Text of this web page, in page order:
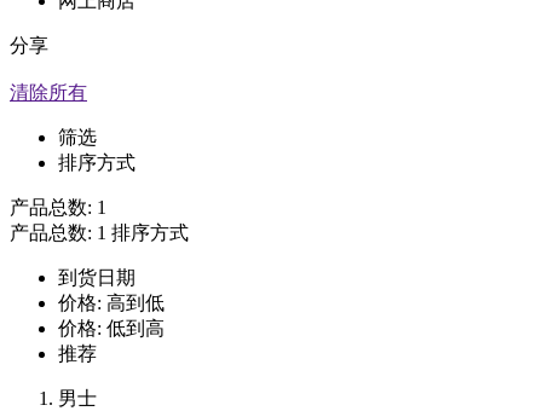
分享
清除所有
筛选
排序方式
产品总数: 1
产品总数: 1 排序方式
到货日期
价格: 高到低
价格: 低到高
推荐
男士